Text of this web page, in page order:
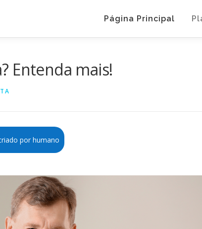
Página Principal
Entenda mais!
por humano